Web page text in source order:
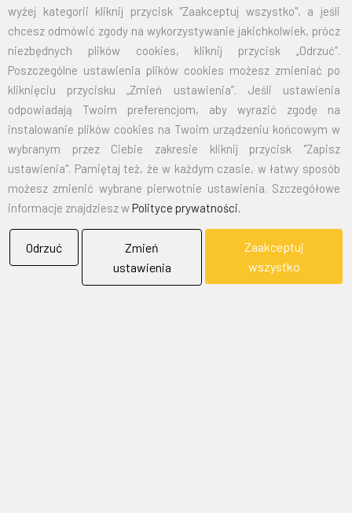
wyżej kategorii kliknij przycisk "Zaakceptuj wszystko", a jeśli
chcesz odmówić zgody na wykorzystywanie jakichkolwiek, prócz
niezbędnych plików cookies, kliknij przycisk „Odrzuć”.
Poszczególne ustawienia plików cookies możesz zmieniać po
kliknięciu przycisku „Zmień ustawienia”. Jeśli ustawienia
odpowiadają Twoim preferencjom, aby wyrazić zgodę na
instalowanie plików cookies na Twoim urządzeniu końcowym w
wybranym przez Ciebie zakresie kliknij przycisk "Zapisz
ustawienia". Pamiętaj też, że w każdym czasie, w łatwy sposób
możesz zmienić wybrane pierwotnie ustawienia. Szczegółowe
informacje znajdziesz wPolityce prywatności.
Odrzuć
Zmień
ustawienia
Zaakceptuj
wszystko
BIELFLAG
BIEL - FLAG
Flagi, Bandery, Reklamy Sp. z o.o.